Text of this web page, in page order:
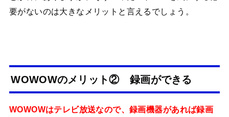
要がないのは大きなメリットと言えるでしょう。
WOWOWのメリット② 録画ができる
WOWOWはテレビ放送なので、録画機器があれば録画